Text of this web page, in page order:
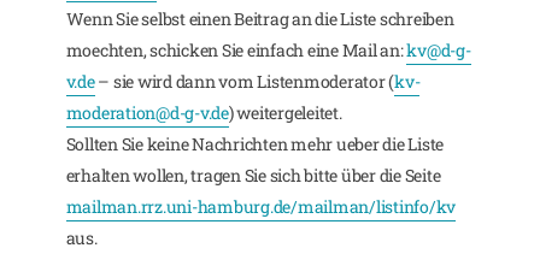
Wenn Sie selbst einen Beitrag an die Liste schreiben
moechten, schicken Sie einfach eine Mail an:kv@d-g-
v.de– sie wird dann vom Listenmoderator (kv-
moderation@d-g-v.de) weitergeleitet.
Sollten Sie keine Nachrichten mehr ueber die Liste
erhalten wollen, tragen Sie sich bitte über die Seite
mailman.rrz.uni-hamburg.de/mailman/listinfo/kv
aus.